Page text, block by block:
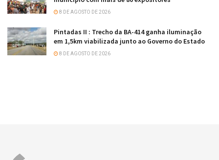
8 DE AGOSTO DE 2026
Pintadas II : Trecho da BA-414 ganha iluminação
em 1,5km viabilizada junto ao Governo do Estado
8 DE AGOSTO DE 2026